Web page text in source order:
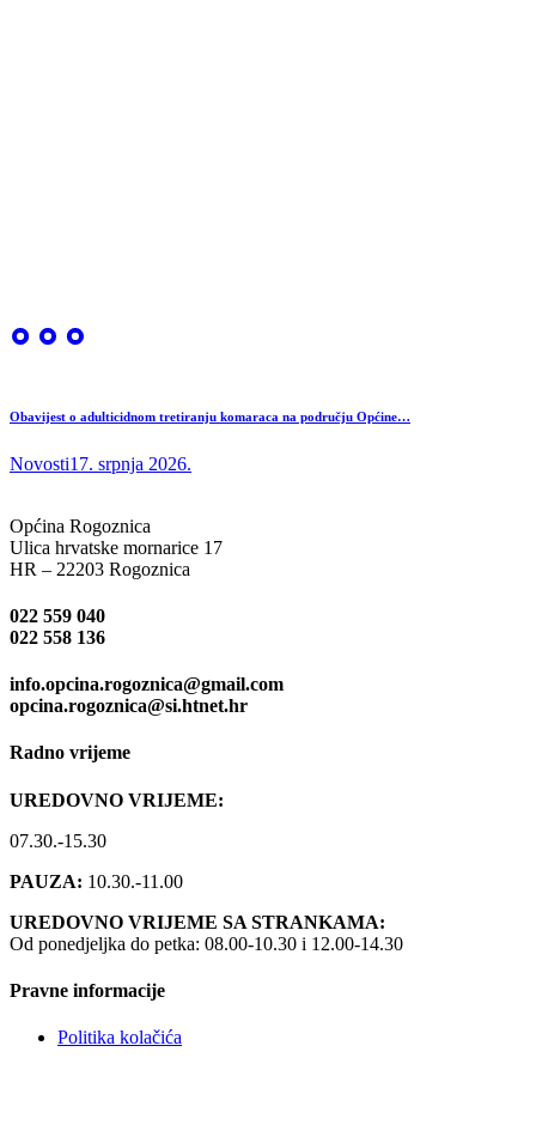
Obavijest o adulticidnom tretiranju komaraca na području Općine…
Novosti17. srpnja 2026.
Općina Rogoznica
Ulica hrvatske mornarice 17
HR – 22203 Rogoznica
022 559 040
022 558 136
info.opcina.rogoznica@gmail.com
opcina.rogoznica@si.htnet.hr
Radno vrijeme
UREDOVNO VRIJEME:
07.30.-15.30
PAUZA: 10.30.-11.00
UREDOVNO VRIJEME SA STRANKAMA:
Od ponedjeljka do petka: 08.00-10.30 i 12.00-14.30
Pravne informacije
Politika kolačića